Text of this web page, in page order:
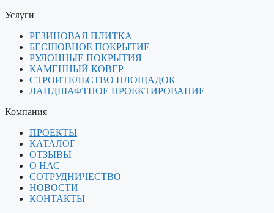
Услуги
РЕЗИНОВАЯ ПЛИТКА
БЕСШОВНОЕ ПОКРЫТИЕ
РУЛОННЫЕ ПОКРЫТИЯ
КАМЕННЫЙ КОВЕР
СТРОИТЕЛЬСТВО ПЛОЩАДОК
ЛАНДШАФТНОЕ ПРОЕКТИРОВАНИЕ
Компания
ПРОЕКТЫ
КАТАЛОГ
ОТЗЫВЫ
О НАС
СОТРУДНИЧЕСТВО
НОВОСТИ
КОНТАКТЫ